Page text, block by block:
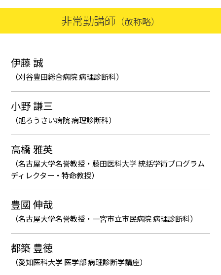
非常勤講師 （敬称略）
伊藤 誠
（刈谷豊田総合病院 病理診断科）
小野 謙三
（旭ろうさい病院 病理診断科）
高橋 雅英
（名古屋大学名誉教授・藤田医科大学 統括学術プログラム
ディレクター・特命教授）
豊國 伸哉
（名古屋大学名誉教授・一宮市立市民病院 病理診断科）
都築 豊徳
（愛知医科大学 医学部 病理診断学講座）